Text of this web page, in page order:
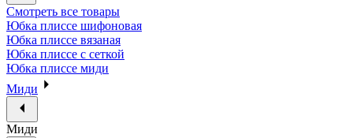
Смотреть все товары
Юбка плиссе шифоновая
Юбка плиссе вязаная
Юбка плиссе с сеткой
Юбка плиссе миди
Миди
Миди